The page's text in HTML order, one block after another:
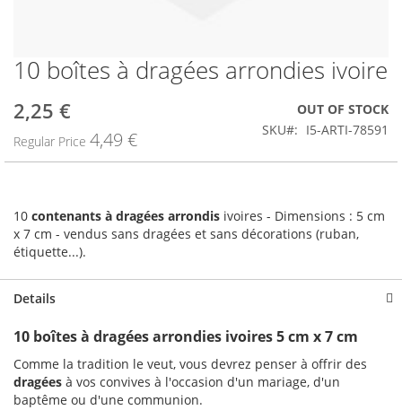
Skip
to
the
beginning
of
10 boîtes à dragées arrondies ivoire
Special
Price
2,25 €
Regular Price 4,49 €
OUT OF STOCK
SKU
I5-ARTI-78591
10 contenants à dragées arrondis ivoires - Dimensions : 5 cm
x 7 cm - vendus sans dragées et sans décorations (ruban,
étiquette...).
Details
10 boîtes à dragées arrondies ivoires 5 cm x 7 cm
Comme la tradition le veut, vous devrez penser à offrir des
dragées à vos convives à l'occasion d'un mariage, d'un
baptême ou d'une communion.